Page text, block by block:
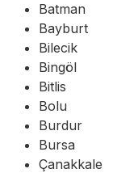
Batman
Bayburt
Bilecik
Bingöl
Bitlis
Bolu
Burdur
Bursa
Çanakkale